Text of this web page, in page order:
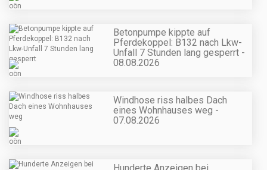
Betonpumpe kippte auf
Pferdekoppel: B132 nach Lkw-
Unfall 7 Stunden lang gesperrt -
08.08.2026
Windhose riss halbes Dach
eines Wohnhauses weg -
07.08.2026